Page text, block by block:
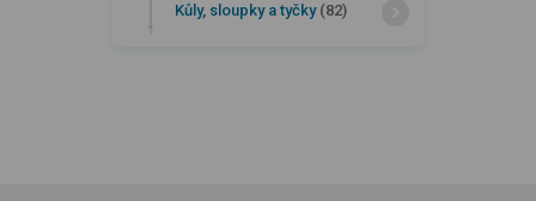
Kůly, sloupky a tyčky (82)